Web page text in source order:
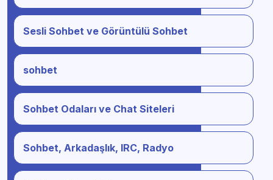
Sesli Sohbet ve Görüntülü Sohbet
sohbet
Sohbet Odaları ve Chat Siteleri
Sohbet, Arkadaşlık, IRC, Radyo